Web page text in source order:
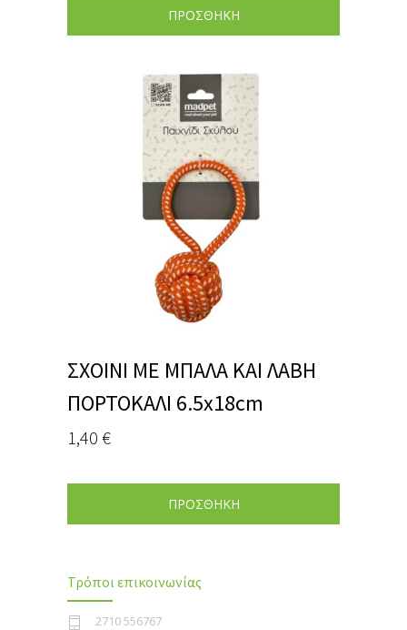
ΠΡΟΣΘΗΚΗ
ΣΧΟΙΝΙ ΜΕ ΜΠΑΛΑ ΚΑΙ ΛΑΒΗ
ΠΟΡΤΟΚΑΛΙ 6.5x18cm
1,40 €
ΠΡΟΣΘΗΚΗ
Τρόποι επικοινωνίας
2710 556767